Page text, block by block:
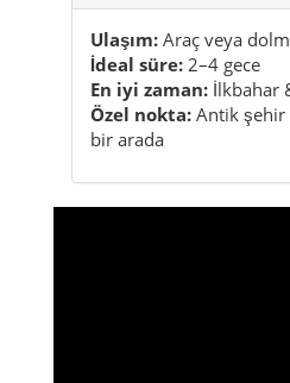
Ulaşım: Araç veya
İdeal süre: 2–4 gece
En iyi zaman: İlkbahar
Özel nokta: Antik şehir
bir arada